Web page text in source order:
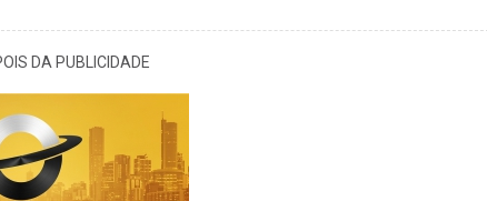
DA PUBLICIDADE